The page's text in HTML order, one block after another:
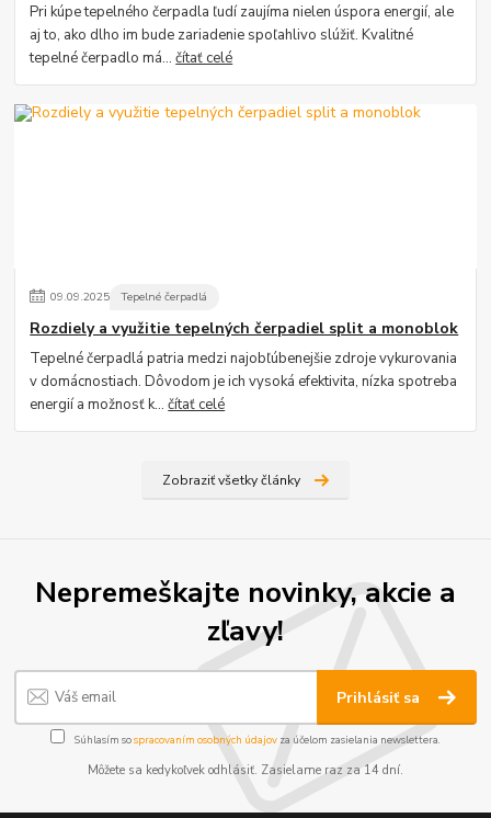
Pri kúpe tepelného čerpadla ľudí zaujíma nielen úspora energií, ale
aj to, ako dlho im bude zariadenie spoľahlivo slúžiť. Kvalitné
tepelné čerpadlo má...čítať celé
09.09.2025 Tepelné čerpadlá
Rozdiely a využitie tepelných čerpadiel split a monoblok
Tepelné čerpadlá patria medzi najobľúbenejšie zdroje vykurovania
v domácnostiach. Dôvodom je ich vysoká efektivita, nízka spotreba
energií a možnosť k...čítať celé
Zobraziť všetky články
Nepremeškajte novinky, akcie a
zľavy!
Prihlásiť sa
Súhlasím sospracovaním osobných údajov za účelom zasielania newslettera.
Môžete sa kedykoľvek odhlásiť. Zasielame raz za 14 dní.